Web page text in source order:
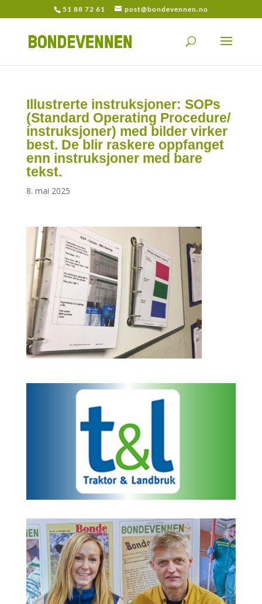
51 88 72 61 post@bondevennen.no
Illustrerte instruksjoner: SOPs
(Standard Operating Procedure/
instruksjoner) med bilder virker
best. De blir raskere oppfanget
enn instruksjoner med bare
tekst.
8. mai 2025